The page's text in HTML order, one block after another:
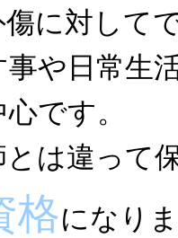
に対して
や日常生
です。
とは違って
格になり